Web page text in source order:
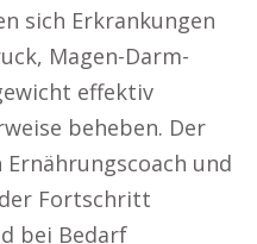
sich Erkrankungen
Magen-Darm-
effektiv
beheben. Der
Ernährungscoach und
Fortschritt
bei Bedarf